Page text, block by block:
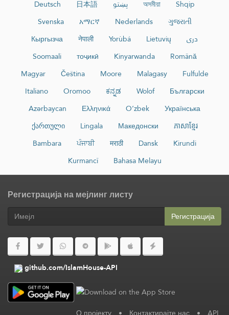
Deutsch
日本語 پښتو অসমীয়া
Shqip
Svenska
አማርኛ Nederlands
ગુજરાતી
Кыргызча
नेपाली Yorùbá Lietuvių
دری
Soomaali
тоҷикӣ Kinyarwanda
Română
Magyar
Čeština Moore Malagasy
Fulfulde
Italiano
Oromoo ಕನ್ನಡ Wolof
Български
Azərbaycan
Ελληνικά O‘zbek
Українська
ქართული
Lingala Македонски
ភាសាខ្មែរ
Bambara
ਪੰਜਾਬੀ मराठी Dansk
Kirundi
Kurmancî
Bahasa Melayu
Регистрација на мејлинг листу
Регистрација
github.com/IslamHouse-API